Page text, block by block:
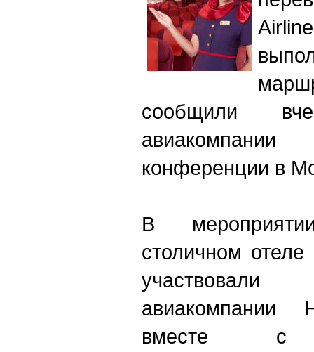
сообщили
конференции в
В
столичном
авиакомпании
вместе с